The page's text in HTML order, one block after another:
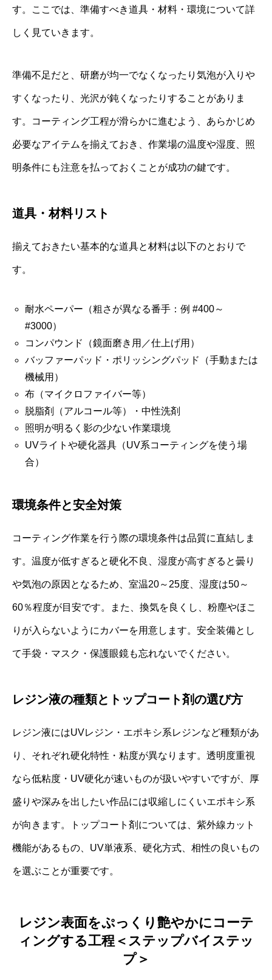
す。ここでは、準備すべき道具・材料・環境について詳
しく見ていきます。
準備不足だと、研磨が均一でなくなったり気泡が入りや
すくなったり、光沢が鈍くなったりすることがありま
す。コーティング工程が滑らかに進むよう、あらかじめ
必要なアイテムを揃えておき、作業場の温度や湿度、照
明条件にも注意を払っておくことが成功の鍵です。
道具・材料リスト
揃えておきたい基本的な道具と材料は以下のとおりで
す。
耐水ペーパー（粗さが異なる番手：例 #400～
#3000）
コンパウンド（鏡面磨き用／仕上げ用）
バッファーパッド・ポリッシングパッド（手動または
機械用）
布（マイクロファイバー等）
脱脂剤（アルコール等）・中性洗剤
照明が明るく影の少ない作業環境
UVライトや硬化器具（UV系コーティングを使う場
合）
環境条件と安全対策
コーティング作業を行う際の環境条件は品質に直結しま
す。温度が低すぎると硬化不良、湿度が高すぎると曇り
や気泡の原因となるため、室温20～25度、湿度は50～
60％程度が目安です。また、換気を良くし、粉塵やほこ
りが入らないようにカバーを用意します。安全装備とし
て手袋・マスク・保護眼鏡も忘れないでください。
レジン液の種類とトップコート剤の選び方
レジン液にはUVレジン・エポキシ系レジンなど種類があ
り、それぞれ硬化特性・粘度が異なります。透明度重視
なら低粘度・UV硬化が速いものが扱いやすいですが、厚
盛りや深みを出したい作品には収縮しにくいエポキシ系
が向きます。トップコート剤については、紫外線カット
機能があるもの、UV単液系、硬化方式、相性の良いもの
を選ぶことが重要です。
レジン表面をぷっくり艶やかにコーテ
ィングする工程＜ステップバイステッ
プ＞